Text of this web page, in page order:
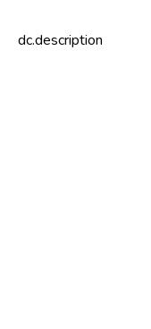
dc.description